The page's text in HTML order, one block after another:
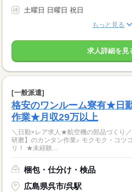
土曜日 日曜日 祝日
もっと見る
求人詳細を見
[一般派遣]
格安のワンルーム寮有★日
作業★月収29万以上
＼日勤×レア求人★航空機の部品づくり
研磨】のカンタン作業♪ モクモク・コツ
リ！ ★未経験...
梱包・仕分け・検品
広島県呉市/呉駅